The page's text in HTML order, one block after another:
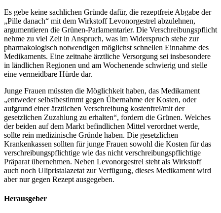
Es gebe keine sachlichen Gründe dafür, die rezeptfreie Abgabe der
„Pille danach“ mit dem Wirkstoff Levonorgestrel abzulehnen,
argumentieren die Grünen-Parlamentarier. Die Verschreibungspflicht
nehme zu viel Zeit in Anspruch, was im Widerspruch stehe zur
pharmakologisch notwendigen möglichst schnellen Einnahme des
Medikaments. Eine zeitnahe ärztliche Versorgung sei insbesondere
in ländlichen Regionen und am Wochenende schwierig und stelle
eine vermeidbare Hürde dar.
Junge Frauen müssten die Möglichkeit haben, das Medikament
„entweder selbstbestimmt gegen Übernahme der Kosten, oder
aufgrund einer ärztlichen Verschreibung kostenfrei/mit der
gesetzlichen Zuzahlung zu erhalten“, fordern die Grünen. Welches
der beiden auf dem Markt befindlichen Mittel verordnet werde,
sollte rein medizinische Gründe haben. Die gesetzlichen
Krankenkassen sollten für junge Frauen sowohl die Kosten für das
verschreibungspflichtige wie das nicht verschreibungspflichtige
Präparat übernehmen. Neben Levonorgestrel steht als Wirkstoff
auch noch Ulipristalazetat zur Verfügung, dieses Medikament wird
aber nur gegen Rezept ausgegeben.
Herausgeber